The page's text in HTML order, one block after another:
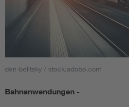
Living
Smart Cities
den-belitsky / stock.adobe.com
Bahnanwendungen -